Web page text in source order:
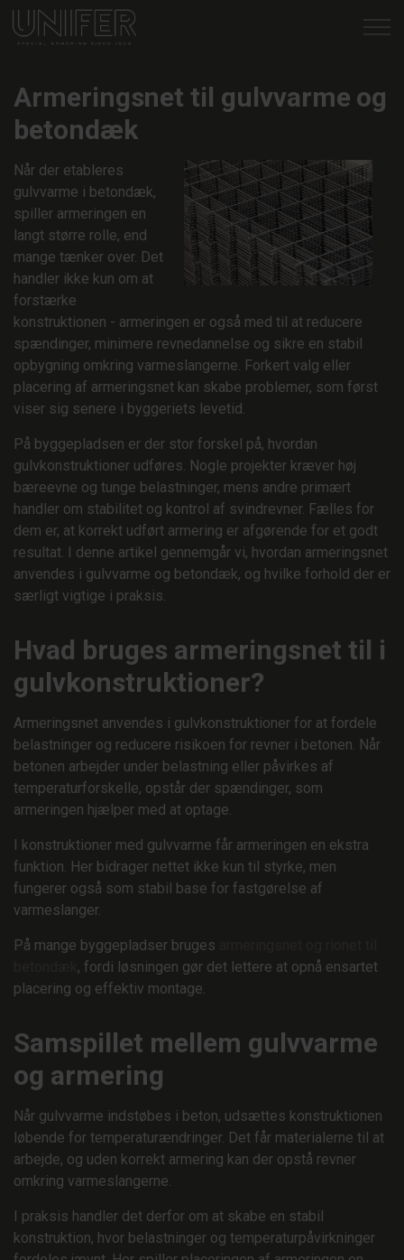
Teknisk sparring
Certifikater
Nyheder
Om os
Kontakt os
98 17 16 22
Armeringsnet til gulvvarme og
betondæk
Når der etableres
gulvvarme i betondæk,
spiller armeringen en
langt større rolle, end
mange tænker over. Det
handler ikke kun om at
forstærke
konstruktionen - armeringen er også med til at reducere
spændinger, minimere revnedannelse og sikre en stabil
opbygning omkring varmeslangerne. Forkert valg eller
placering af armeringsnet kan skabe problemer, som først
viser sig senere i byggeriets levetid.
På byggepladsen er der stor forskel på, hvordan
gulvkonstruktioner udføres. Nogle projekter kræver høj
bæreevne og tunge belastninger, mens andre primært
handler om stabilitet og kontrol af svindrevner. Fælles for
dem er, at korrekt udført armering er afgørende for et godt
resultat. I denne artikel gennemgår vi, hvordan armeringsnet
anvendes i gulvvarme og betondæk, og hvilke forhold der er
særligt vigtige i praksis.
Hvad bruges armeringsnet til i
gulvkonstruktioner?
Armeringsnet anvendes i gulvkonstruktioner for at fordele
belastninger og reducere risikoen for revner i betonen. Når
betonen arbejder under belastning eller påvirkes af
temperaturforskelle, opstår der spændinger, som
armeringen hjælper med at optage.
I konstruktioner med gulvvarme får armeringen en ekstra
funktion. Her bidrager nettet ikke kun til styrke, men
fungerer også som stabil base for fastgørelse af
varmeslanger.
På mange byggepladser bruges
, fordi løsningen gør det lettere at opnå ensartet
placering og effektiv montage.
Samspillet mellem gulvvarme
og armering
Når gulvvarme indstøbes i beton, udsættes konstruktionen
løbende for temperaturændringer. Det får materialerne til at
arbejde, og uden korrekt armering kan der opstå revner
omkring varmeslangerne.
I praksis handler det derfor om at skabe en stabil
konstruktion, hvor belastninger og temperaturpåvirkninger